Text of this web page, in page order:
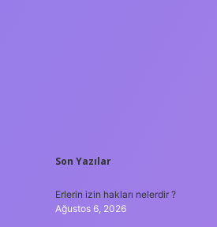
SIDEBAR
Son Yazılar
Erlerin izin hakları nelerdir ?
Ağustos 6, 2026
casinoilbet yeni giriş